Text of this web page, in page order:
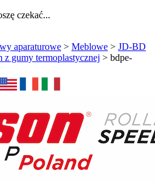
czekać...
aparaturowe > Meblowe > JD-BD
z gumy termoplastycznej > bdpe-